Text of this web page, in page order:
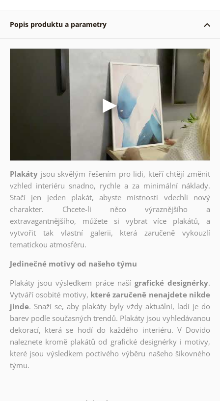
Popis produktu a parametry
Plakáty jsou skvělým řešením pro lidi, kteří chtějí změnit
vzhled interiéru snadno, rychle a za minimální náklady.
Stačí jen jeden plakát, abyste místnosti vdechli nový
charakter. Chcete-li něco výraznějšího a
extravagantnějšího, můžete si vybrat více plakátů, a
vytvořit tak vlastní galerii, která zaručeně vykouzlí
tematickou atmosféru.
Jedinečné motivy od našeho týmu
Plakáty jsou výsledkem práce naší grafické designérky.
Vytváří osobité motivy, které zaručeně nenajdete nikde
jinde. Snaží se, aby plakáty byly vždy aktuální, ladí je do
barev podle současných trendů. Plakáty jsou vyhledávanou
dekorací, která se hodí do každého interiéru. V Dovido
naleznete kromě plakátů od grafické designérky i motivy,
které jsou výsledkem poctivého výběru našeho šikovného
týmu.